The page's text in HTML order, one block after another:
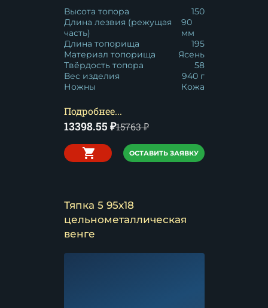
Высота топора
150
Длина лезвия (режущая
часть)
90
мм
Длина топорища
195
Материал топорища
Ясень
Твёрдость топора
58
Вес изделия
940 г
Ножны
Кожа
Подробнее...
13398.55 ₽15763₽
ОСТАВИТЬ ЗАЯВКУ
Тяпка 5 95х18
цельнометаллическая
венге